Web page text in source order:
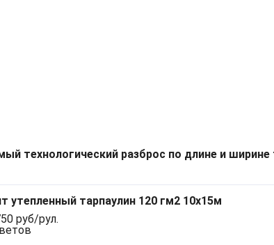
технологический разброс по длине и ширине
утепленный тарпаулин 120 гм2 10х15м
руб/рул.